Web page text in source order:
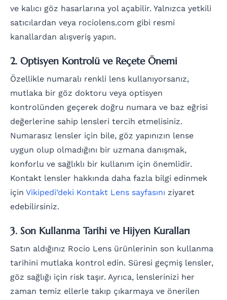
ve kalıcı göz hasarlarına yol açabilir. Yalnızca yetkili
satıcılardan veya rociolens.com gibi resmi
kanallardan alışveriş yapın.
2. Optisyen Kontrolü ve Reçete Önemi
Özellikle numaralı renkli lens kullanıyorsanız,
mutlaka bir göz doktoru veya optisyen
kontrolünden geçerek doğru numara ve baz eğrisi
değerlerine sahip lensleri tercih etmelisiniz.
Numarasız lensler için bile, göz yapınızın lense
uygun olup olmadığını bir uzmana danışmak,
konforlu ve sağlıklı bir kullanım için önemlidir.
Kontakt lensler hakkında daha fazla bilgi edinmek
için Vikipedi’deki Kontakt Lens sayfasını ziyaret
edebilirsiniz.
3. Son Kullanma Tarihi ve Hijyen Kuralları
Satın aldığınız Rocio Lens ürünlerinin son kullanma
tarihini mutlaka kontrol edin. Süresi geçmiş lensler,
göz sağlığı için risk taşır. Ayrıca, lenslerinizi her
zaman temiz ellerle takıp çıkarmaya ve önerilen